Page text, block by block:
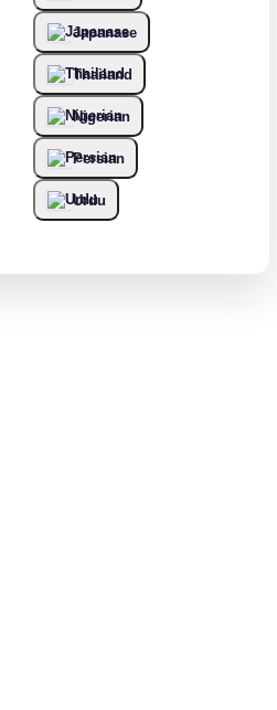
Japanase
Thailand
Nigerian
Persian
Urdu